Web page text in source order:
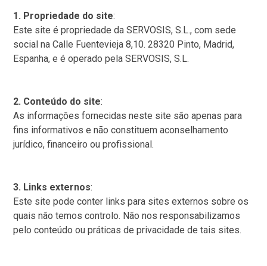
1. Propriedade do site:
Este site é propriedade da SERVOSIS, S.L., com sede
social na Calle Fuentevieja 8,10. 28320 Pinto, Madrid,
Espanha, e é operado pela SERVOSIS, S.L.
2. Conteúdo do site:
As informações fornecidas neste site são apenas para
fins informativos e não constituem aconselhamento
jurídico, financeiro ou profissional.
3. Links externos:
Este site pode conter links para sites externos sobre os
quais não temos controlo. Não nos responsabilizamos
pelo conteúdo ou práticas de privacidade de tais sites.